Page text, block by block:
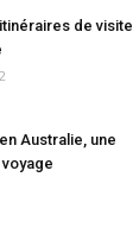
de visite
Australie, une